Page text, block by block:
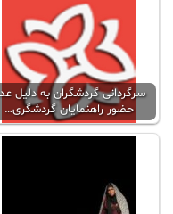
سرگردانی گردشگران به دلیل
حضور راهنمایان گردشگری…